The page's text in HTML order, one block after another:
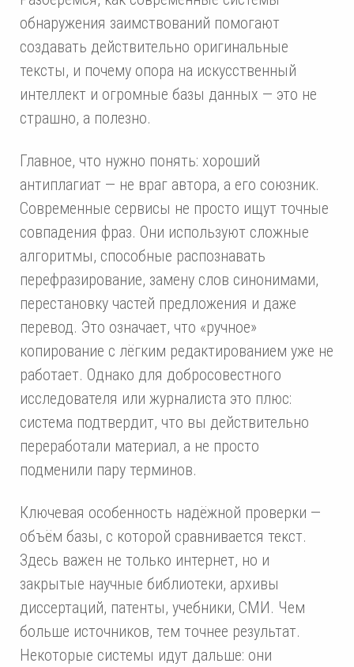
обнаружения заимствований помогают
создавать действительно оригинальные
тексты, и почему опора на искусственный
интеллект и огромные базы данных — это не
страшно, а полезно.
Главное, что нужно понять: хороший
антиплагиат — не враг автора, а его союзник.
Современные сервисы не просто ищут точные
совпадения фраз. Они используют сложные
алгоритмы, способные распознавать
перефразирование, замену слов синонимами,
перестановку частей предложения и даже
перевод. Это означает, что «ручное»
копирование с лёгким редактированием уже не
работает. Однако для добросовестного
исследователя или журналиста это плюс:
система подтвердит, что вы действительно
переработали материал, а не просто
подменили пару терминов.
Ключевая особенность надёжной проверки —
объём базы, с которой сравнивается текст.
Здесь важен не только интернет, но и
закрытые научные библиотеки, архивы
диссертаций, патенты, учебники, СМИ. Чем
больше источников, тем точнее результат.
Некоторые системы идут дальше: они